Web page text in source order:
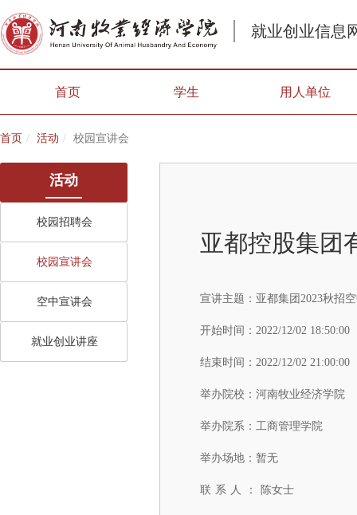
就业创业信息
首页 学生 用人单位
首页 活动 校园宣讲会
活动
校园招聘会
校园宣讲会
空中宣讲会
就业创业讲座
亚都控股集团
宣讲主题： 亚都集团2023秋招
开始时间： 2022/12/02 18:50:00
结束时间： 2022/12/02 21:00:00
举办院校： 河南牧业经济学院
举办院系： 工商管理学院
举办场地： 暂无
联系人： 陈女士